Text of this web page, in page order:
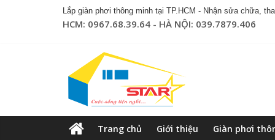
Lắp giàn phơi thông minh tại TP.HCM - Nhận sửa chữa,
HCM: 0967.68.39.64 - HÀ NỘI: 039.7879.406
Trang chủ Giới thiệu Giàn phơi